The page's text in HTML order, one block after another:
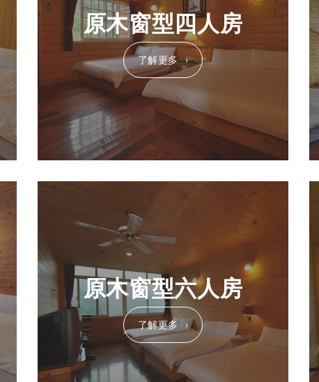
原木窗型四人房
了解更多
原木窗型六人房
了解更多